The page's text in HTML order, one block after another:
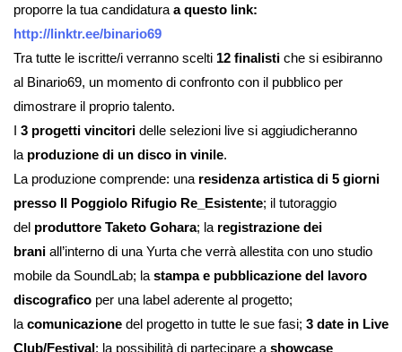
proporre la tua candidatura a questo link:
http://linktr.ee/binario69
Tra tutte le iscritte/i verranno scelti 12 finalisti che si esibiranno
al Binario69, un momento di confronto con il pubblico per
dimostrare il proprio talento.
I 3 progetti vincitori delle selezioni live si aggiudicheranno
la produzione di un disco in vinile.
La produzione comprende: una residenza artistica di 5 giorni
presso Il Poggiolo Rifugio Re_Esistente; il tutoraggio
del produttore Taketo Gohara; la registrazione dei
brani all’interno di una Yurta che verrà allestita con uno studio
mobile da SoundLab; la stampa e pubblicazione del lavoro
discografico per una label aderente al progetto;
la comunicazione del progetto in tutte le sue fasi; 3 date in Live
Club/Festival; la possibilità di partecipare a showcase